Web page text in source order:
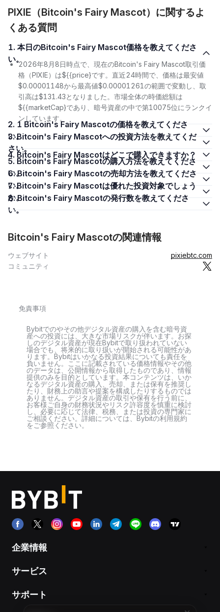
PIXIE（Bitcoin's Fairy Mascot）に関するよ
くある質問
1. 本日のBitcoin's Fairy Mascot価格を教えてくださ
い。
2026年8月8日時点で、現在のBitcoin's Fairy Mascot取引価
格（PIXIE）は${{price}です。直近24時間で、価格は最安値
$0.00001148から最高値$0.00001261の範囲で変動し、取
引高は$131.43となりました。市場全体の時価総額は
${{marketCap}であり、暗号資産の中で第10075位にランクイ
ンしています。
2. 1 Bitcoin's Fairy Mascotの価格を教えてくださ
い。
3. Bitcoin's Fairy Mascotへの投資方法を教えてくだ
さい。
4. Bitcoin's Fairy Mascotはどこで購入できますか？
5. Bitcoin's Fairy Mascotの購入方法を教えてくださ
い。
6. Bitcoin's Fairy Mascotの売却方法を教えてくださ
い。
7. Bitcoin's Fairy Mascotは優れた投資対象でしょう
か。
8. Bitcoin's Fairy Mascotの発行数を教えてくださ
い。
Bitcoin's Fairy Mascotの関連情報
ウェブサイト
pixiebtc.com
コミュニティ
免責事項
Bybitでのやその他デジタル資産の購入を含む暗号資
産への投資には、大きな市場リスクが伴います。お探
しのデジタル資産が現在Bybitで取り扱われていない
場合でも、将来的に取り扱いが開始される可能性があ
ります。Bybitはいかなる投資結果についても責任を
負いません。ここに記載されている価格情報やその他
のデータは、公開情報から取得したものであり、情報
提供のみを目的としています。本コンテンツは、いか
なるデジタル資産の購入、売却、または保有を推奨し
たり、財務上の助言や提案を構成したりするものでは
ありません。デジタル資産の取引や保有を行う前に、
お客様ご自身の財務状況やリスク許容度を慎重に検討
し、必要に応じて法律、税務、または投資の専門家に
ご相談ください。詳細については、Bybitの利用規約
をご参照ください。
企業情報
サービス
サポート